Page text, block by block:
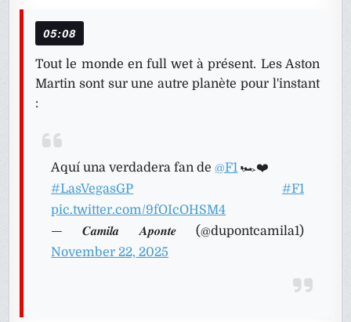
05:08
Tout le monde en full wet à présent. Les Aston
Martin sont sur une autre planète pour l'instant
:
Aquí una verdadera fan de@F1 🏎️❤️
#LasVegasGP
#F1
pic.twitter.com/9fOIcOHSM4
— 𝑪𝒂𝒎𝒊𝒍𝒂 𝑨𝒑𝒐𝒏𝒕𝒆 (@dupontcamila1)
November 22, 2025